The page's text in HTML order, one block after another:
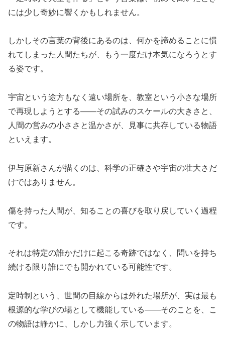
には少し奇妙に響くかもしれません。
しかしその言葉の背後にあるのは、何かを諦めることに慣
れてしまった人間たちが、もう一度だけ本気になろうとす
る姿です。
宇宙という途方もなく遠い場所を、教室という小さな場所
で再現しようとする——その試みのスケールの大きさと、
人間の営みの小ささと温かさが、見事に共存している物語
といえます。
伊与原新さんが描くのは、科学の正確さや宇宙の壮大さだ
けではありません。
傷を持った人間が、知ることの喜びを取り戻していく過程
です。
それは特定の誰かだけに起こる奇跡ではなく、問いを持ち
続ける限り誰にでも開かれている可能性です。
定時制という、世間の目線からは外れた場所が、実は最も
根源的な学びの場として機能している——そのことを、こ
の物語は静かに、しかし力強く示しています。